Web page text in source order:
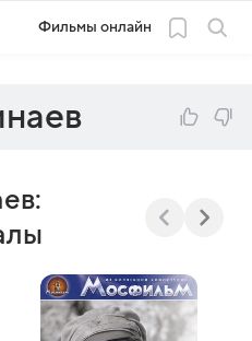
Фильмы онлайн